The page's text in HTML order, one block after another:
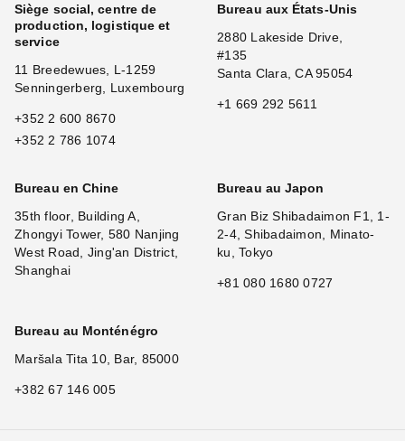
Siège social, centre de
production, logistique et
service
11 Breedewues, L-1259
Senningerberg, Luxembourg
+352 2 600 8670
+352 2 786 1074
Bureau aux États-Unis
2880 Lakeside Drive,
#135
Santa Clara, CA 95054
+1 669 292 5611
Bureau en Chine
35th floor, Building A,
Zhongyi Tower, 580 Nanjing
West Road, Jing'an District,
Shanghai
Bureau au Japon
Gran Biz Shibadaimon F1, 1-
2-4, Shibadaimon, Minato-
ku, Tokyo
+81 080 1680 0727
Bureau au Monténégro
Maršala Tita 10, Bar, 85000
+382 67 146 005